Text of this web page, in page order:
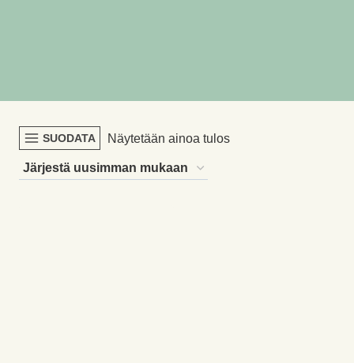
SUODATA Näytetään ainoa tulos